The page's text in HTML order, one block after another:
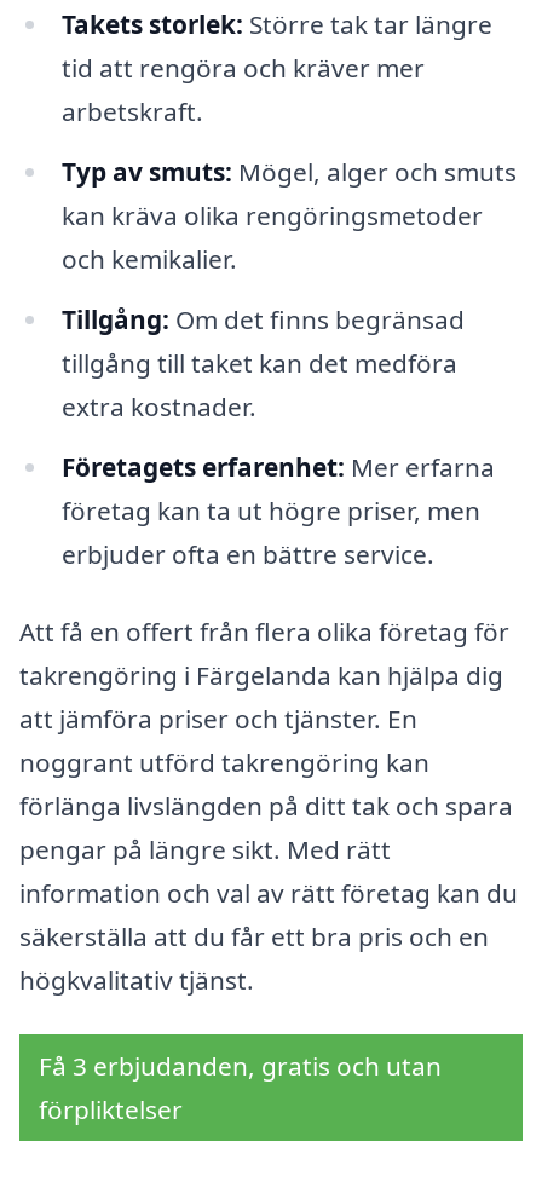
Takets storlek: Större tak tar längre
tid att rengöra och kräver mer
arbetskraft.
Typ av smuts: Mögel, alger och smuts
kan kräva olika rengöringsmetoder
och kemikalier.
Tillgång: Om det finns begränsad
tillgång till taket kan det medföra
extra kostnader.
Företagets erfarenhet: Mer erfarna
företag kan ta ut högre priser, men
erbjuder ofta en bättre service.
Att få en offert från flera olika företag för
takrengöring i Färgelanda kan hjälpa dig
att jämföra priser och tjänster. En
noggrant utförd takrengöring kan
förlänga livslängden på ditt tak och spara
pengar på längre sikt. Med rätt
information och val av rätt företag kan du
säkerställa att du får ett bra pris och en
högkvalitativ tjänst.
Få 3 erbjudanden, gratis och utan
förpliktelser